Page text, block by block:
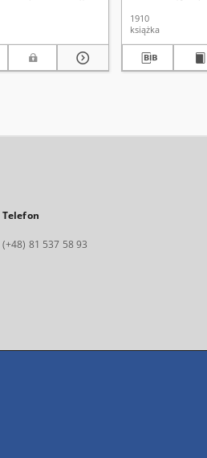
1910
książka
Telefon
(+48) 81 537 58 93